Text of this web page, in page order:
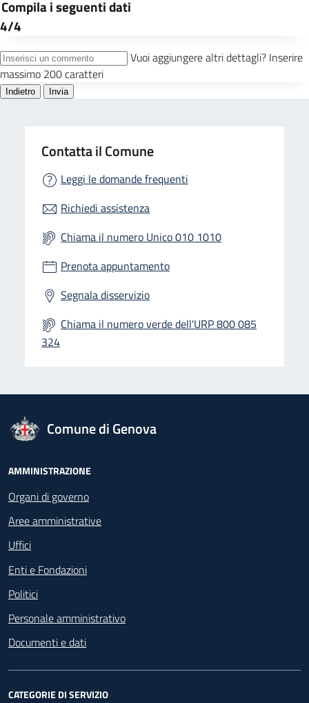
Contatta il Comune
Leggi le domande frequenti
Richiedi assistenza
Chiama il numero Unico 010 1010
Prenota appuntamento
Segnala disservizio
Chiama il numero verde dell'URP 800 085
324
logo Unione Europea
Comune di Genova
Footer - Navigazione
AMMINISTRAZIONE
Organi di governo
Aree amministrative
Uffici
Enti e Fondazioni
Politici
Personale amministrativo
Documenti e dati
CATEGORIE DI SERVIZIO